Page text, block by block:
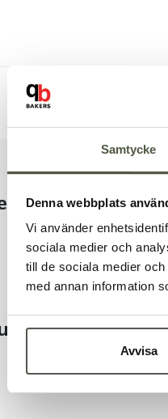
Samtycke
Denna webbplats
Vi använder
sociala medier och
till de sociala medier
med annan information
Avvisa
produkter
tittade